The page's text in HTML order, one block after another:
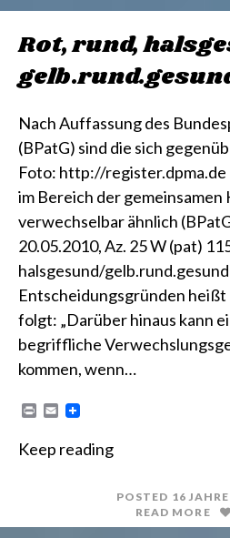
Rot, rund,
Nach Auffassung des
(BPatG) sind die sich
Foto: http://register.dpma.de
im Bereich der gemeinsamen
verwechselbar ähnlich
20.05.2010, Az. 25 W (pat)
halsgesund/
Entscheidungsgründen heißt
folgt: „Darüber hinaus kann
begriffliche
kommen, wenn…
n
E
i
Keep reading
POSTED 16
READ MORE